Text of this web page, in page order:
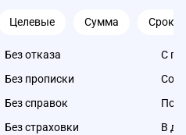
Целевые Сумма Срок
Без отказа
Без прописки
Без справок
Без страховки
С
Со
Под
В